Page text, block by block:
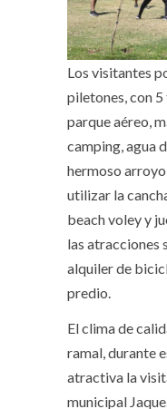
Los visitantes
piletones, con
parque aéreo,
camping, agua
hermoso
utilizar la
beach voley y
las atracciones
alquiler de
predio.
El clima de
ramal, durante
atractiva la
municipal